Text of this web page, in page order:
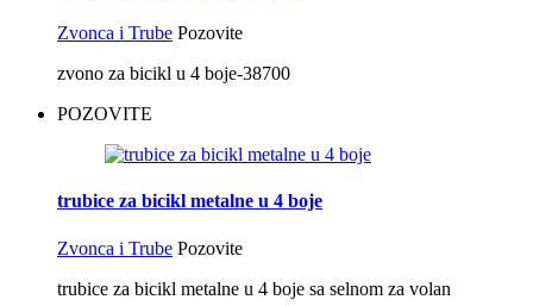
Zvonca i Trube Pozovite
zvono za bicikl u 4 boje-38700
POZOVITE
trubice za bicikl metalne u 4 boje
Zvonca i Trube Pozovite
trubice za bicikl metalne u 4 boje sa selnom za volan